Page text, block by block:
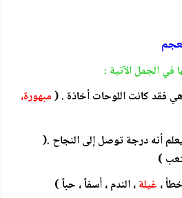
في الجمل الآتية :
فقد كانت اللوحات أخاذة . (مبهورة،
أنه درجة توصل إلى النجاح .(
)
، غيلة، الندم ، أسفاً ، حباً )